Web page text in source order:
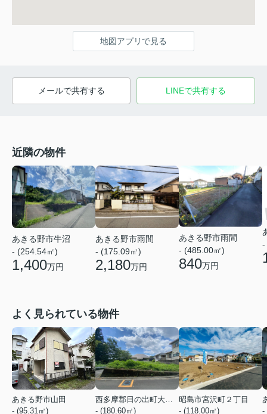
地図アプリで見る
メールで共有する LINEで共有する
近隣の物件
あきる野市牛沼
- (254.54㎡)
1,400万円
あきる野市雨間
- (175.09㎡)
2,180万円
あきる野市雨間
- (485.00㎡)
840万円
-
よく見られている物件
あきる野市山田
- (95.31㎡)
- (180.60㎡)
昭島市宮沢町２丁目
- (118.00㎡)
-